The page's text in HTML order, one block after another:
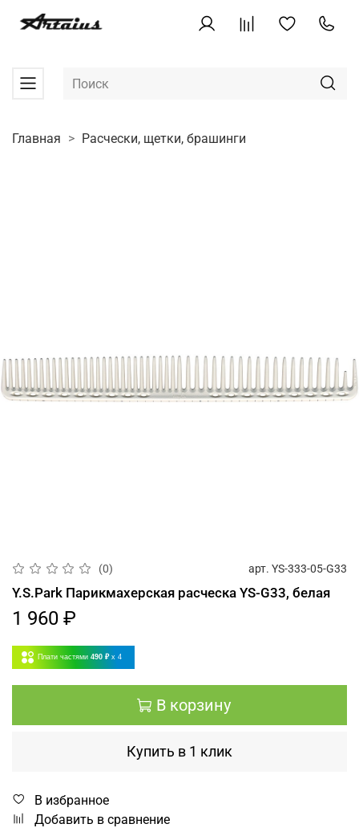
Главная Расчески, щетки, брашинги
(0) арт. YS-333-05-G33
Y.S.Park Парикмахерская расческа YS-G33, белая
1 960 ₽
Плати частями 490 ₽ x 4
В корзину
Купить в 1 клик
В избранное
Добавить в сравнение